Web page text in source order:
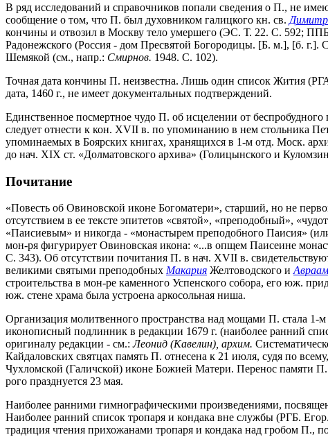
В ряд исследований и справочников попали сведения о П., не
сообщение о том, что П. был духовником галицкого кн. св.
кончины и отвозил в Москву тело умершего (ЭС. Т. 22. С. 592;
Радонежского (Россия - дом Пресвятой Богородицы. [Б. м.], [б.
Шемякой (см., напр.: Смирнов. 1948. С. 102).
Точная дата кончины П. неизвестна. Лишь один список Жития
дата, 1460 г., не имеет документальных подтверждений.
Единственное посмертное чудо П. об исцелении от
следует отнести к кон. XVII в. по упоминанию в нем стольника
упоминаемых в Боярских книгах, хранящихся в 1-м отд. Моск.
до нач. XIX ст. «Долматовского архива» (Голицынского и
Почитание
«Повесть об Овиновской иконе Богоматери», старший, но не
отсутствием в ее тексте эпитетов «святой», «преподобный»,
«Паисиевым» и никогда - «монастырем преподобного Паисия»
мон-ря фигурирует Овиновская икона: «...в опщем Паисеине
С. 343). Об отсутствии почитания П. в нач. XVII в.
великими святыми преподобных Макария Желтоводского и
строительства в мон-ре каменного Успенского собора, его юж.
юж. стене храма была устроена аркосольная ниша.
Организация молитвенного пространства над мощами П. стала 1-
иконописный подлинник в редакции 1679 г. (наиболее ранний
оригиналу редакции - см.:Леонид (Кавелин), архим.
Кайдаловских святцах память П. отнесена к 21 июля, судя по
Чухломской (Галичской) иконе Божией Матери. Перенос памяти
рого празднуется 23 мая.
Наиболее ранними гимнографическими произведениями,
Наиболее ранний список тропаря и кондака вне службы (РГБ.
традиция чтения прихожанами тропаря и кондака над гробом П.,